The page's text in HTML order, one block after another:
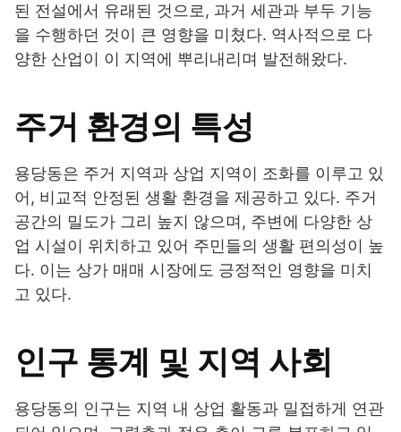
된 전설에서 유래된 것으로, 과거 세관과 부두 기능
을 수행하던 것이 큰 영향을 미쳤다. 역사적으로 다
양한 산업이 이 지역에 뿌리내리며 발전해왔다.
주거 환경의 특성
용당동은 주거 지역과 상업 지역이 조화를 이루고 있
어, 비교적 안정된 생활 환경을 제공하고 있다. 주거
공간의 밀도가 그리 높지 않으며, 주변에 다양한 상
업 시설이 위치하고 있어 주민들의 생활 편의성이 높
다. 이는 상가 매매 시장에도 긍정적인 영향을 미치
고 있다.
인구 통계 및 지역 사회
용당동의 인구는 지역 내 상업 활동과 밀접하게 연관